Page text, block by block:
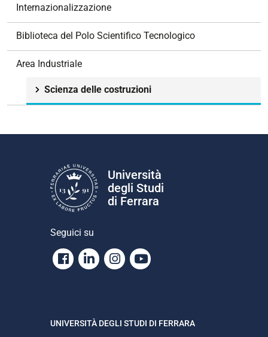
Internazionalizzazione
Biblioteca del Polo Scientifico Tecnologico
Area Industriale
Scienza delle costruzioni
Università
degli Studi
di Ferrara
Seguici su
Facebook
LinkedinInstagram
Youtube
UNIVERSITÀ DEGLI STUDI DI FERRARA